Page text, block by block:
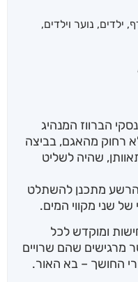
, ילדים, נוער וילדים,
הברווז המנהיג
רחוק מהאגם, בביצה
שהיה לשליט
מתכנן להשתלט
שני מקווי המים.
ומוקדש לכל
מרגישים שהם שרויים
החושך – בא האור.